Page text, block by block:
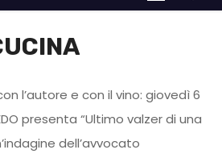
l’autore e con il vino: giovedì 6
presenta “Ultimo valzer di una
dell’avvocato